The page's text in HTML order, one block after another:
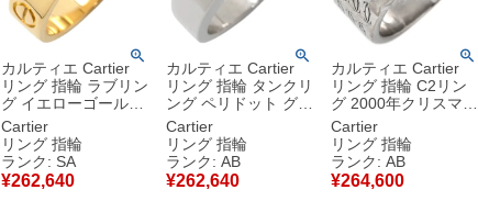
カルティエ Cartier
リング 指輪 ラブリン
グ イエローゴールド
#49 クラシックモデ
ル LOVE Ring 750
18K YG 18金 8.5号
B4084600 【中古】
新品同様品
Cartier
リング 指輪
ランク: SA
¥262,640
カルティエ Cartier
リング 指輪 タンクリ
ング ペリドット グリ
ーン×ホワイトゴール
ド #50(JP10) 緑 750
18金 18K WG 10号
【中古】中古品
Cartier
リング 指輪
ランク: AB
¥262,640
カルティエ Cartier
リング 指輪 C2リン
グ 2000年クリスマス
限定 ホワイトゴール
ド #50(JP10) Cドゥ
2C 750WG 18K 18金
9.5号 【中古】中古
品
Cartier
リング 指輪
ランク: AB
¥264,600